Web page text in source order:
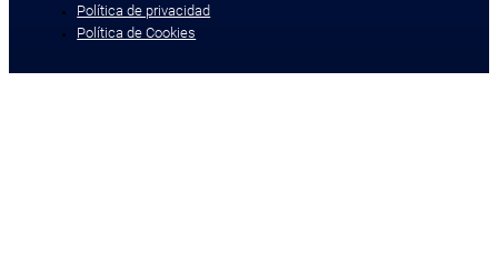
Política de privacidad
Política de Cookies